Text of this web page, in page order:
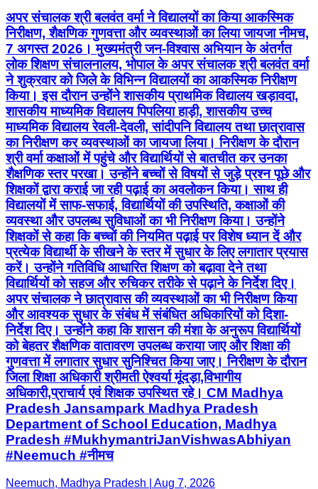
किया। इस दौरान उन्होंने शासकीय प्राथमिक विद्यालय खड़ावदा,
शासकीय माध्यमिक विद्यालय पिपलिया हाड़ी, शासकीय उच्च
माध्यमिक विद्यालय रेवली-देवली, सांदीपनि विद्यालय तथा छात्रावास
का निरीक्षण कर व्यवस्थाओं का जायजा लिया। निरीक्षण के दौरान
श्री वर्मा कक्षाओं में पहुंचे और विद्यार्थियों से बातचीत कर उनका
शैक्षणिक स्तर परखा। उन्होंने बच्चों से विषयों से जुड़े प्रश्न पूछे और
शिक्षकों द्वारा कराई जा रही पढ़ाई का अवलोकन किया। साथ ही
विद्यालयों में साफ-सफाई, विद्यार्थियों की उपस्थिति, कक्षाओं की
व्यवस्था और उपलब्ध सुविधाओं का भी निरीक्षण किया। उन्होंने
शिक्षकों से कहा कि बच्चों की नियमित पढ़ाई पर विशेष ध्यान दें और
प्रत्येक विद्यार्थी के सीखने के स्तर में सुधार के लिए लगातार प्रयास
करें। उन्होंने गतिविधि आधारित शिक्षण को बढ़ावा देने तथा
विद्यार्थियों को सहज और रुचिकर तरीके से पढ़ाने के निर्देश दिए।
अपर संचालक ने छात्रावास की व्यवस्थाओं का भी निरीक्षण किया
और आवश्यक सुधार के संबंध में संबंधित अधिकारियों को दिशा-
निर्देश दिए। उन्होंने कहा कि शासन की मंशा के अनुरूप विद्यार्थियों
को बेहतर शैक्षणिक वातावरण उपलब्ध कराया जाए और शिक्षा की
गुणवत्ता में लगातार सुधार सुनिश्चित किया जाए। निरीक्षण के दौरान
जिला शिक्षा अधिकारी श्रीमती ऐश्वर्या मूंदड़ा,विभागीय
अधिकारी,प्राचार्य एवं शिक्षक उपस्थित रहे। CM Madhya
Pradesh Jansampark Madhya Pradesh
Department of School Education, Madhya
Pradesh #MukhymantriJanVishwasAbhiyan
#Neemuch #नीमच
Neemuch, Madhya Pradesh | Aug 7, 2026
T&CPrivacy Policy Contact UsIPR